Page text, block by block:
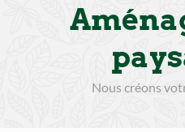
Nous créons